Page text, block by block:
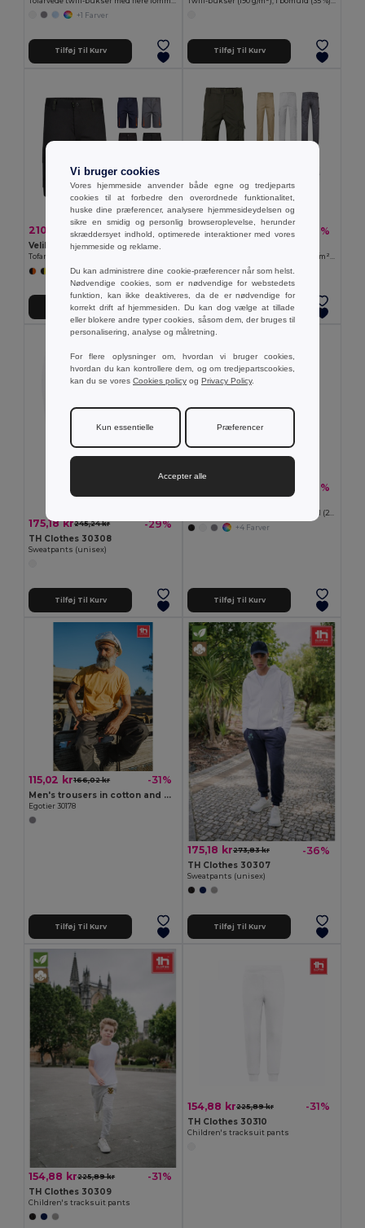
+1 Farver
Tilføj Til Kurv Tilføj Til Kurv
210,68 kr 326,87 kr -36%
Velilla 36018
+3 Farver
Tilføj Til Kurv
231,20 kr 401,73 kr -42%
Multipocket stretch-bukser (290 g/m²), i bomuld (46 %), EME (38 %) og polyester (16 %)
+4 Farver
Tilføj Til Kurv
175,18 kr245,24 kr -29%
TH Clothes 30308
Sweatpants (unisex)
Tilføj Til Kurv
-32%
Bermudashorts i multi-pocket twill (200 g/m²), i bomuld (35 %) og polyester (65 %)
+4 Farver
Tilføj Til Kurv
115,02 kr166,02 kr -31%
Men's trousers in cotton and polyester
Egotier 30178
Tilføj Til Kurv
175,18 kr273,83 kr -36%
TH Clothes 30307
Sweatpants (unisex)
Tilføj Til Kurv
154,88 kr225,89 kr -31%
TH Clothes 30309
Children's tracksuit pants
154,88 kr225,89 kr -31%
TH Clothes 30310
Children's tracksuit pants
Vi bruger cookies
Vores hjemmeside anvender både egne og tredjeparts
cookies til at forbedre den overordnede funktionalitet,
huske dine præferencer, analysere hjemmesideydelsen og
sikre en smidig og personlig browseroplevelse, herunder
skræddersyet indhold, optimerede interaktioner med vores
hjemmeside og reklame.
Du kan administrere dine cookie-præferencer når som helst.
Nødvendige cookies, som er nødvendige for webstedets
funktion, kan ikke deaktiveres, da de er nødvendige for
korrekt drift af hjemmesiden. Du kan dog vælge at tillade
eller blokere andre typer cookies, såsom dem, der bruges til
personalisering, analyse og målretning.
For flere oplysninger om, hvordan vi bruger cookies,
hvordan du kan kontrollere dem, og om tredjepartscookies,
kan du se vores Cookies policy og Privacy Policy.
Kun essentielle Præferencer
Accepter alle